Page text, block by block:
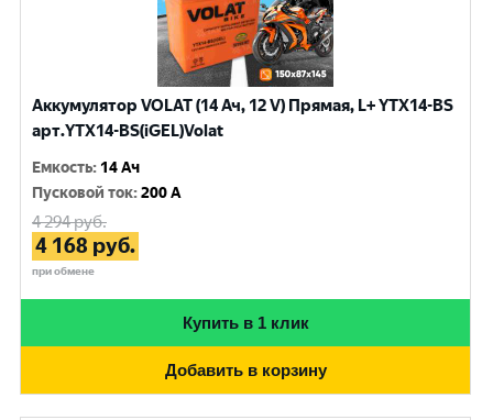
Аккумулятор VOLAT (14 Ач, 12 V) Прямая, L+ YTX14-BS
арт.YTX14-BS(iGEL)Volat
Емкость: 14 Ач
Пусковой ток:200 A
4 294руб.
4 168 руб.
при обмене
Купить в 1 клик
Добавить в корзину